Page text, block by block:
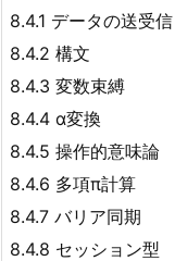
8.4.1 データの送受信
8.4.2 構文
8.4.3 変数束縛
8.4.4 α変換
8.4.5 操作的意味論
8.4.6 多項π計算
8.4.7 バリア同期
8.4.8 セッション型